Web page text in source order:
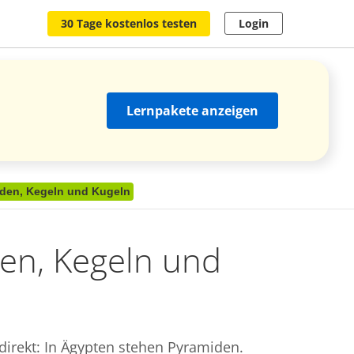
30 Tage kostenlos testen Login
Lernpakete anzeigen
Kegeln und Kugeln
Kegeln und
In Ägypten stehen Pyramiden.